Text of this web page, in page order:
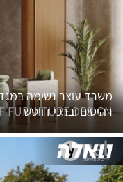
FURNITURE DESIGN
משרד עוצר נשימה
רהיטים וברכי דויטש